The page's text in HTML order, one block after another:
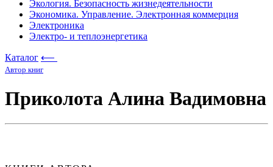
Экология. Безопасность жизнедеятельности
Экономика. Управление. Электронная коммерция
Электроника
Электро- и теплоэнергетика
Каталог ⟵
Автор книг
Приколота Алина Вадимовна